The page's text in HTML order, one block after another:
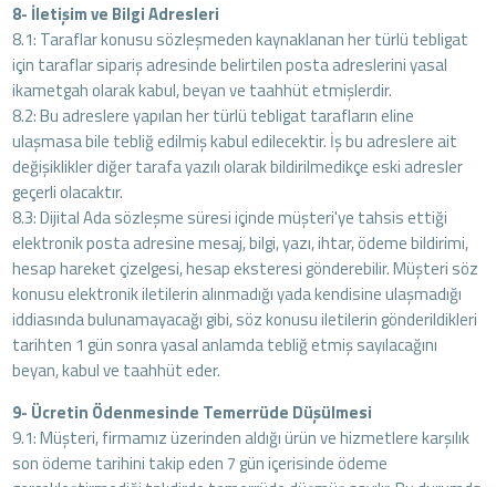
8- İletişim ve Bilgi Adresleri
8.1: Taraflar konusu sözleşmeden kaynaklanan her türlü tebligat
için taraflar sipariş adresinde belirtilen posta adreslerini yasal
ikametgah olarak kabul, beyan ve taahhüt etmişlerdir.
8.2: Bu adreslere yapılan her türlü tebligat tarafların eline
ulaşmasa bile tebliğ edilmiş kabul edilecektir. İş bu adreslere ait
değişiklikler diğer tarafa yazılı olarak bildirilmedikçe eski adresler
geçerli olacaktır.
8.3: Dijital Ada sözleşme süresi içinde müşteri'ye tahsis ettiği
elektronik posta adresine mesaj, bilgi, yazı, ihtar, ödeme bildirimi,
hesap hareket çizelgesi, hesap eksteresi gönderebilir. Müşteri söz
konusu elektronik iletilerin alınmadığı yada kendisine ulaşmadığı
iddiasında bulunamayacağı gibi, söz konusu iletilerin gönderildikleri
tarihten 1 gün sonra yasal anlamda tebliğ etmiş sayılacağını
beyan, kabul ve taahhüt eder.
9- Ücretin Ödenmesinde Temerrüde Düşülmesi
9.1: Müşteri, firmamız üzerinden aldığı ürün ve hizmetlere karşılık
son ödeme tarihini takip eden 7 gün içerisinde ödeme